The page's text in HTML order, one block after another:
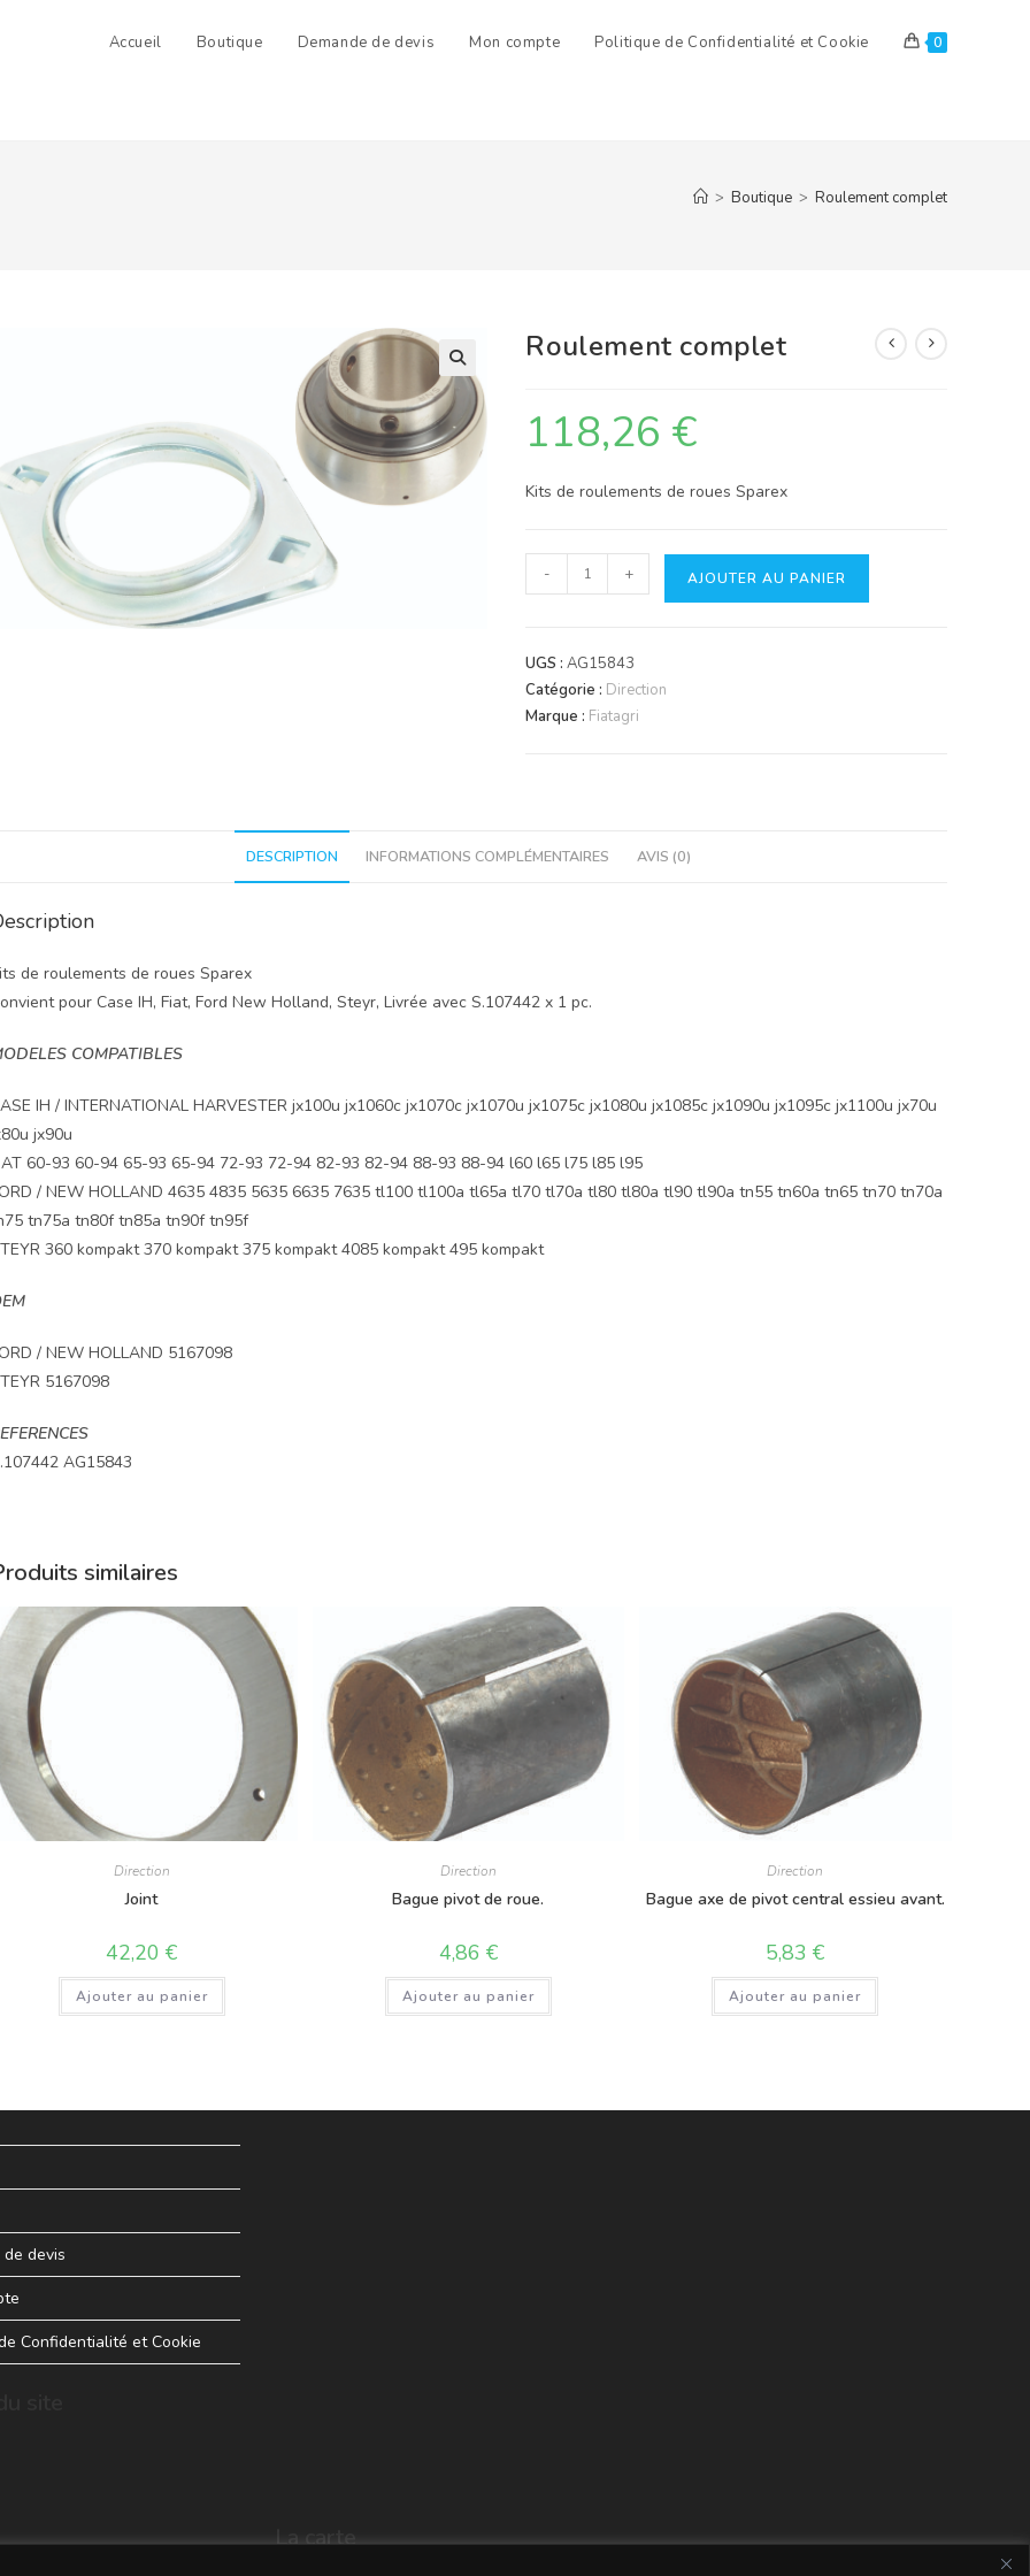
Accueil Boutique Demande de devis Mon compte Politique de Confidentialité et Cookie 0
> Boutique > Roulement complet
Roulement complet
118,26 €
Kits de roulements de roues Sparex
quantité
de
complet
- + AJOUTER AU PANIER
UGS :AG15843
Catégorie : Direction
Marque : Fiatagri
DESCRIPTION INFORMATIONS COMPLÉMENTAIRES AVIS (0)
de roulements de roues Sparex
pour Case IH, Fiat, Ford New Holland, Steyr, Livrée avec S.107442 x 1 pc.
COMPATIBLES
IH / INTERNATIONAL HARVESTER jx100u jx1060c jx1070c jx1070u jx1075c jx1080u jx1085c jx1090u jx1095c jx1100u jx70u
jx90u
60-93 60-94 65-93 65-94 72-93 72-94 82-93 82-94 88-93 88-94 l60 l65 l75 l85 l95
/ NEW HOLLAND 4635 4835 5635 6635 7635 tl100 tl100a tl65a tl70 tl70a tl80 tl80a tl90 tl90a tn55 tn60a tn65 tn70 tn70a
tn75a tn80f tn85a tn90f tn95f
360 kompakt 370 kompakt 375 kompakt 4085 kompakt 495 kompakt
/ NEW HOLLAND 5167098
5167098
AG15843
similaires
Direction
Joint
42,20€
Ajouter au panier
Direction
Bague pivot de roue.
4,86 €
Ajouter au panier
Direction
Bague axe de pivot central essieu avant.
5,83€
Ajouter au panier
devis
Confidentialité et Cookie
La carte